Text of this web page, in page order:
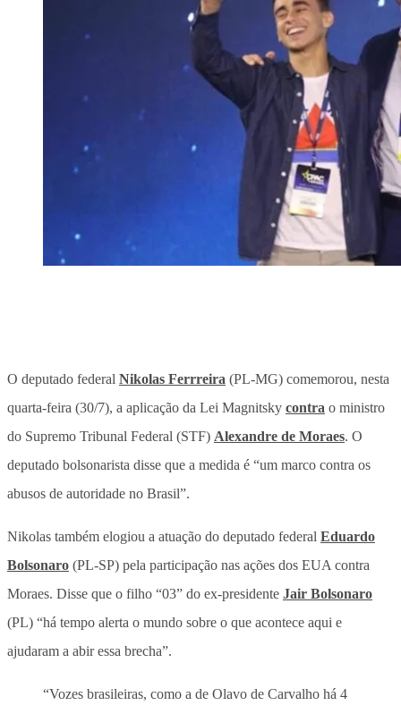
O deputado federal Nikolas Ferrreira (PL-MG) comemorou, nesta
quarta-feira (30/7), a aplicação da Lei Magnitsky contra o ministro
do Supremo Tribunal Federal (STF) Alexandre de Moraes. O
deputado bolsonarista disse que a medida é “um marco contra os
abusos de autoridade no Brasil”.
Nikolas também elogiou a atuação do deputado federal Eduardo
Bolsonaro (PL-SP) pela participação nas ações dos EUA contra
Moraes. Disse que o filho “03” do ex-presidente Jair Bolsonaro
(PL) “há tempo alerta o mundo sobre o que acontece aqui e
ajudaram a abir essa brecha”.
“Vozes brasileiras, como a de Olavo de Carvalho há 4